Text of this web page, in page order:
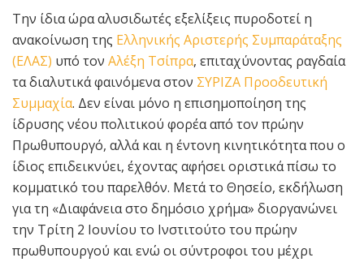
Την ίδια ώρα αλυσιδωτές εξελίξεις πυροδοτεί η
ανακοίνωση της Ελληνικής Αριστερής Συμπαράταξης
(ΕΛΑΣ) υπό τον Αλέξη Τσίπρα, επιταχύνοντας ραγδαία
τα διαλυτικά φαινόμενα στον ΣΥΡΙΖΑ Προοδευτική
Συμμαχία. Δεν είναι μόνο η επισημοποίηση της
ίδρυσης νέου πολιτικού φορέα από τον πρώην
Πρωθυπουργό, αλλά και η έντονη κινητικότητα που ο
ίδιος επιδεικνύει, έχοντας αφήσει οριστικά πίσω το
κομματικό του παρελθόν. Μετά το Θησείο, εκδήλωση
για τη «Διαφάνεια στο δημόσιο χρήμα» διοργανώνει
την Τρίτη 2 Ιουνίου το Ινστιτούτο του πρώην
πρωθυπουργού και ενώ οι σύντροφοι του μέχρι